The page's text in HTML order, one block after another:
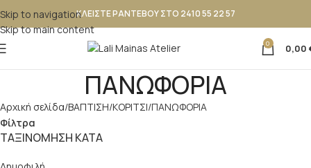
Skip to navigation
Skip to main content
ΚΛΕΙΣΤΕ ΡΑΝΤΕΒΟΥ ΣΤΟ 2410 55 22 57
0 0,00
ΠΑΝΩΦΟΡΙΑ
Αρχική σελίδα ΒΑΠΤΙΣΗ ΚΟΡΙΤΣΙ ΠΑΝΩΦΟΡΙΑ
Φίλτρα
ΤΑΞΙΝΟΜΗΣΗ ΚΑΤΑ